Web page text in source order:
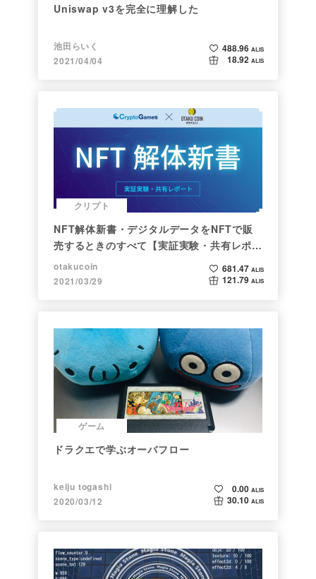
Uniswap v3を完全に理解した
池田らいく
2021/04/04
488.96 ALIS
18.92 ALIS
クリプト
NFT解体新書・デジタルデータをNFTで販
売するときのすべて【実証実験・共有レポー
ト】
otakucoin
2021/03/29
681.47 ALIS
121.79 ALIS
ゲーム
ドラクエで学ぶオーバフロー
keiju togashi
2020/03/12
0.00 ALIS
30.10 ALIS